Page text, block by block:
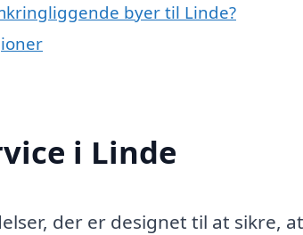
byer til Linde?
i Linde
der er designet til at sikre, at